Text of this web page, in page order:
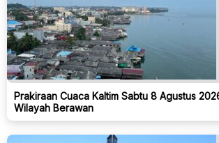
Prakiraan Cuaca Kaltim Sabtu 8 Agustus
Wilayah Berawan